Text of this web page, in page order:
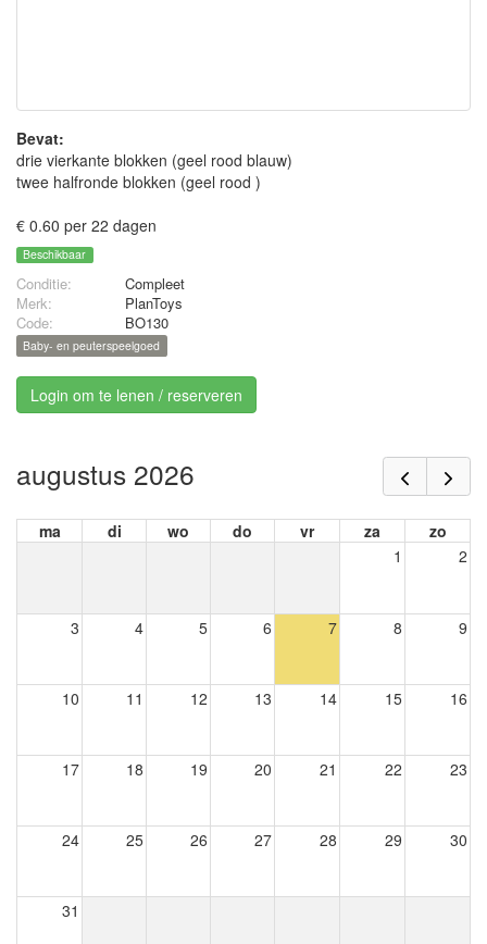
Bevat:
drie vierkante blokken (geel rood blauw)
twee halfronde blokken (geel rood )
€ 0.60 per 22 dagen
Beschikbaar
Conditie:
Compleet
Merk:
PlanToys
Code:
BO130
Baby- en peuterspeelgoed
Login om te lenen / reserveren
augustus 2026
ma di wo do vr za
zo
1
2
3 4 5 6 7 8 9
10 11 12 13 14 15 16
17 18 19 20 21 22 23
24 25 26 27 28 29 30
31